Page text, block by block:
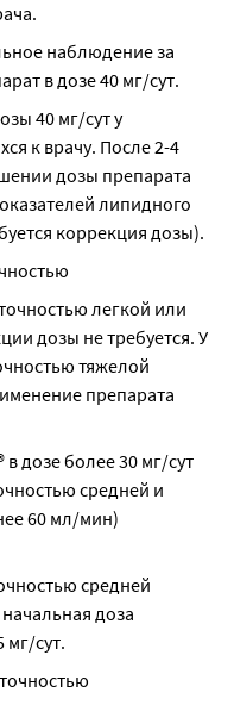
наблюдение за
в дозе 40 мг/сут.
40 мг/сут у
к врачу. После 2-4
дозы препарата
липидного
коррекция дозы).
легкой или
дозы не требуется. У
тяжелой
препарата
дозе более 30 мг/сут
средней и
60 мл/мин)
средней
доза
мг/сут.